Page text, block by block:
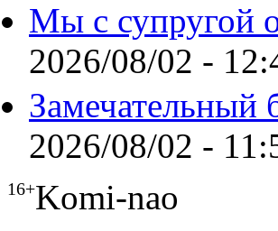
Мы с супругой
2026/08/02 -
Замечательный
2026/08/02 -
16+Komi-nao